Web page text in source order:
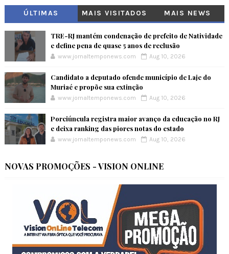
ÚLTIMAS MAIS VISITADOS MAIS NEWS
TRE-RJ mantém condenação de prefeito de Natividade
e define pena de quase 5 anos de reclusão
www.jornaltemponews.com Aug 10, 2026
Candidato a deputado ofende município de Laje do
Muriaé e propõe sua extinção
www.jornaltemponews.com Aug 10, 2026
Porciúncula registra maior avanço da educação no RJ
e deixa ranking das piores notas do estado
www.jornaltemponews.com Aug 10, 2026
NOVAS PROMOÇÕES - VISION ONLINE